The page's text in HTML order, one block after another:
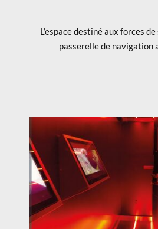
L’espace destiné aux forces
passerelle de navigation